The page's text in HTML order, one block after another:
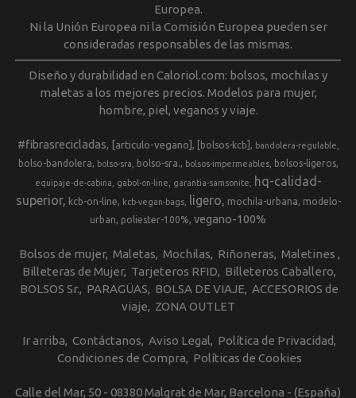
Europea.
Ni la Unión Europea ni la Comisión Europea pueden ser
consideradas responsables de las mismas.
Diseño y durabilidad en Caloriol.com: bolsos, mochilas y
maletas a los mejores precios. Modelos para mujer,
hombre, piel, veganos y viaje.
#fibrasrecicladas [articulo-vegano] [bolsos-kcb] bandolera-regulable
bolso-bandolera bolso-sra bolso-sra. bolsos-impermeables bolsos-ligeros
equipaje-de-cabina gabol-on-line garantia-samsonite
hq-calidad-
superior
kcb-on-line kcb-vegan-bags ligero mochila-urbana
modelo-
urban
poliester-100% vegano-100%
Bolsos de mujer Maletas Mochilas Riñoneras Maletines
Billeteras de Mujer Tarjeteros RFID
Billeteros Caballero
BOLSOS Sr.
PARAGÜAS BOLSA DE VIAJE ACCESORIOS de
viaje
ZONA OUTLET
Ir arriba Contáctanos Aviso Legal
Política de Privacidad
Condiciones de Compra
Políticas de Cookies
Calle del Mar, 50 - 08380 Malgrat de Mar, Barcelona - (España)